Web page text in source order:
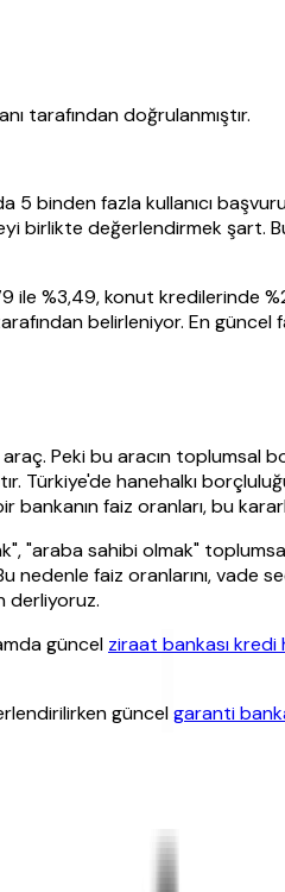
tarafından doğrulanmıştır.
5 binden fazla kullanıcı
birlikte değerlendirmek şart.
ile %3,49, konut kredilerinde
belirleniyor. En
Peki bu aracın toplumsal
Türkiye'de hanehalkı
bankanın faiz oranları, bu
"araba sahibi olmak"
nedenle faiz oranlarını, vade
derliyoruz.
güncel ziraat bankası
güncelgaranti